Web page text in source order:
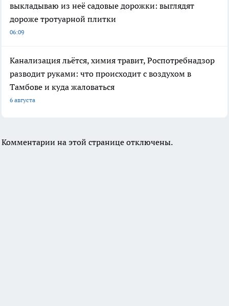
выкладываю из неё садовые дорожки: выглядят
дороже тротуарной плитки
06:09
Канализация льётся, химия травит, Роспотребнадзор
разводит руками: что происходит с воздухом в
Тамбове и куда жаловаться
6 августа
Комментарии на этой странице отключены.